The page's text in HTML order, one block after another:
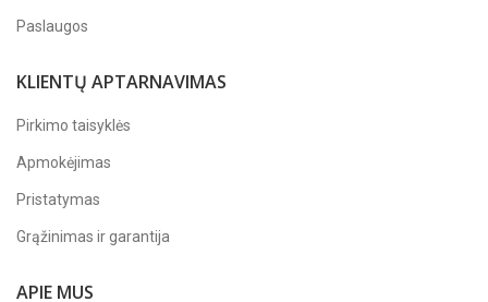
Paslaugos
KLIENTŲ APTARNAVIMAS
Pirkimo taisyklės
Apmokėjimas
Pristatymas
Grąžinimas ir garantija
APIE MUS